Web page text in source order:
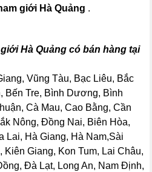
giới Hà Quảng .
Hà Quảng có bán hàng tại
Vũng Tàu, Bạc Liêu, Bắc
Bến Tre, Bình Dương, Bình
Cà Mau, Cao Bằng, Cần
Nông, Đồng Nai, Biên Hòa,
Lai, Hà Giang, Hà Nam,Sài
Kiên Giang, Kon Tum, Lai Châu,
Đà Lạt, Long An, Nam Định,